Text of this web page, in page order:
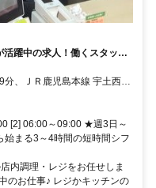
躍中の求人！働くスタッフ
♪
、ＪＲ鹿児島本線 宇土西口
緑川徒歩約43分
[2] 06:00～09:00 ★週3日～
まる3～4時間の短時間シフ
内調理・レジをお任せしま
のお仕事♪ レジかキッチンの